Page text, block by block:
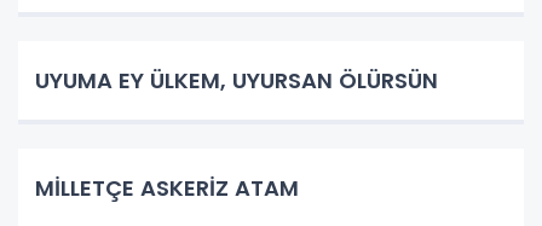
UYUMA EY ÜLKEM, UYURSAN ÖLÜRSÜN
​MİLLETÇE ASKERİZ ATAM